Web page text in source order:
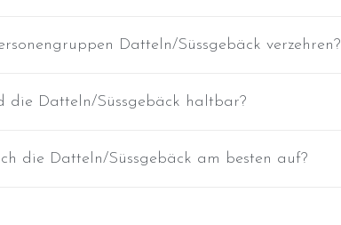
Datteln/Süssgebäck verzehren?
die Datteln/Süssgebäck haltbar?
die Datteln/Süssgebäck am besten auf?